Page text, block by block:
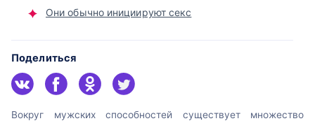
Они обычно инициируют секс
Поделиться
Вокруг мужских способностей существует множество